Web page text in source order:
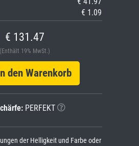
€ 1.09
€ 131.47
(Enthält 19% MwSt.)
Warenkorb
PERFEKT
der Helligkeit und Farbe oder